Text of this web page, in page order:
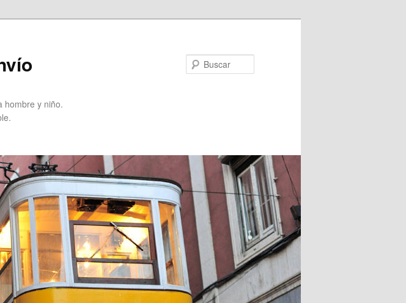
hombre y niño.